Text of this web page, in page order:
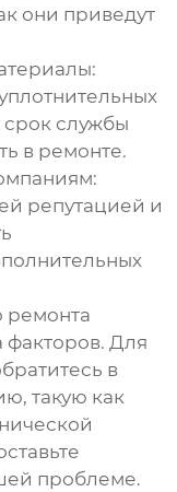
они приведут
службы
в ремонте.
репутацией и
ремонта
факторов. Для
в
такую как
проблеме.